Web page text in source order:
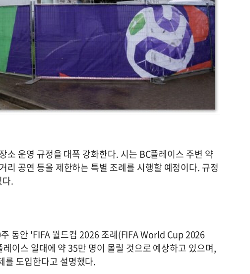
운영 규정을 대폭 강화한다. 시는 BC플레이스 주변 약
공연 등을 제한하는 특별 조례를 시행할 예정이다. 규정
.
동안 'FIFA 월드컵 2026 조례(FIFA World Cup 2026
이스 일대에 약 35만 명이 몰릴 것으로 예상하고 있으며,
를 도입한다고 설명했다.